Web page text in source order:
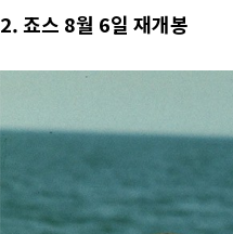
2. 죠스 8월 6일 재개봉